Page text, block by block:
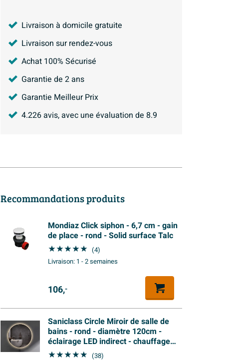
Livraison à domicile gratuite
Livraison sur rendez-vous
Achat 100% Sécurisé
Garantie de 2 ans
Garantie Meilleur Prix
4.226avis, avec une évaluation de 8.9
Recommandations produits
Mondiaz Click siphon - 6,7 cm - gain
de place - rond - Solid surface Talc
(4)
Livraison: 1 - 2 semaines
106,-
Saniclass Circle Miroir de salle de
bains - rond - diamètre 120cm -
éclairage LED indirect - chauffage
miroir - interrupteur infrarouge
(38)